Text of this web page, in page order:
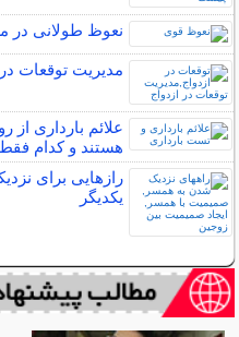
نعوظ طولانی در مردان
مدیریت توقعات
علائم بارداری از
هستند و کدام فقط
رازهایی برای
یکدیگر